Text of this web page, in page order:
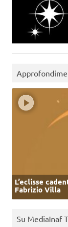
L’eclisse
Fabrizio Villa
Su MediaInaf